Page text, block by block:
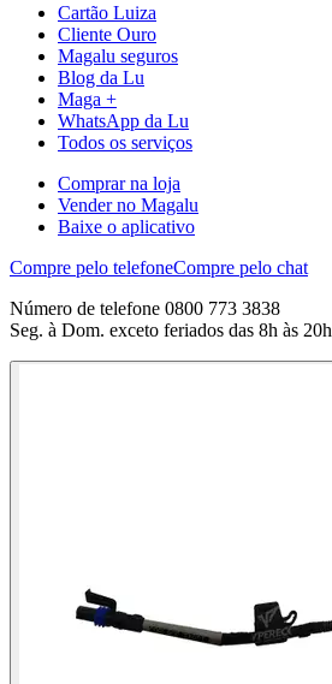
Cartão Luiza
Cliente Ouro
Magalu seguros
Blog da Lu
Maga +
WhatsApp da Lu
Todos os serviços
Comprar na loja
Vender no Magalu
Baixe o aplicativo
Compre pelo telefoneCompre pelo chat
Número de telefone 0800 773 3838
Seg. à Dom. exceto feriados das 8h às 20h